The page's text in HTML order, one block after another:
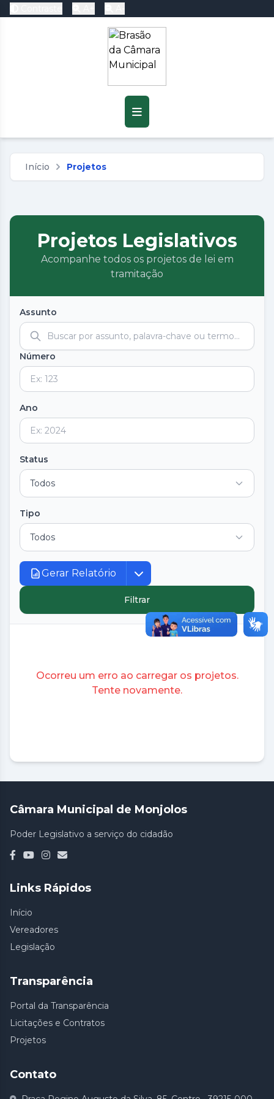
Início Projetos
Projetos Legislativos
Acompanhe todos os projetos de lei em
tramitação
Assunto
Número
Ano
Status
Todos
Tipo
Todos
Gerar Relatório
Filtrar
Ocorreu um erro ao carregar os projetos.
Tente novamente.
Pré-visualização do
Baixar
Câmara Municipal de Monjolos
Poder Legislativo a serviço do cidadão
Links Rápidos
Início
Vereadores
Legislação
Transparência
Portal da Transparência
Licitações e Contratos
Projetos
Contato